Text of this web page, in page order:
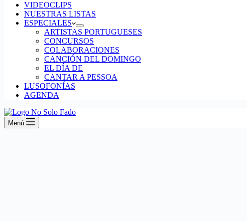
VIDEOCLIPS
NUESTRAS LISTAS
ESPECIALES
ARTISTAS PORTUGUESES
CONCURSOS
COLABORACIONES
CANCIÓN DEL DOMINGO
EL DÍA DE
CANTAR A PESSOA
LUSOFONÍAS
AGENDA
Menú